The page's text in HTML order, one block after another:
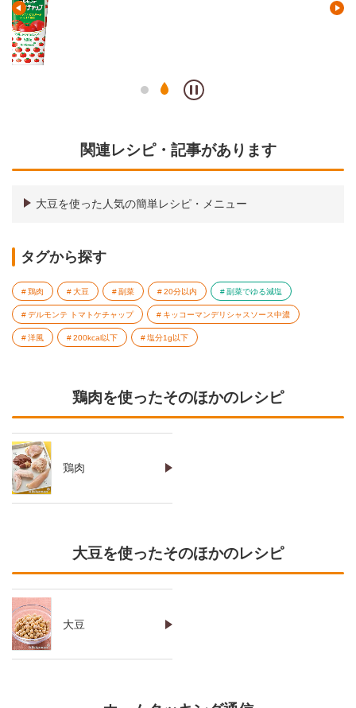
関連レシピ・記事があります
大豆を使った人気の簡単レシピ・メニュー
タグから探す
鶏肉 大豆 副菜 20分以内 副菜でゆる減塩
デルモンテ トマトケチャップ キッコーマンデリシャスソース中濃
洋風 200kcal以下 塩分1g以下
鶏肉を使ったそのほかのレシピ
鶏肉
大豆を使ったそのほかのレシピ
大豆